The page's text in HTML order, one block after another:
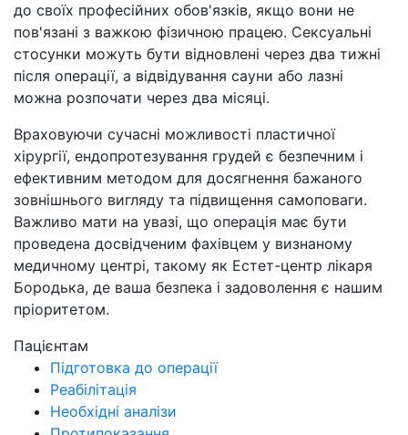
до своїх професійних обов'язків, якщо вони не
пов'язані з важкою фізичною працею. Сексуальні
стосунки можуть бути відновлені через два тижні
після операції, а відвідування сауни або лазні
можна розпочати через два місяці.
Враховуючи сучасні можливості пластичної
хірургії, ендопротезування грудей є безпечним і
ефективним методом для досягнення бажаного
зовнішнього вигляду та підвищення самоповаги.
Важливо мати на увазі, що операція має бути
проведена досвідченим фахівцем у визнаному
медичному центрі, такому як Естет-центр лікаря
Бородька, де ваша безпека і задоволення є нашим
пріоритетом.
Пацієнтам
Підготовка до операції
Реабілітація
Необхідні аналізи